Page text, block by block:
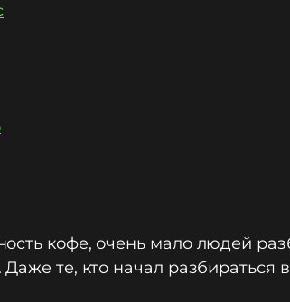
кофе, очень мало людей
те, кто начал